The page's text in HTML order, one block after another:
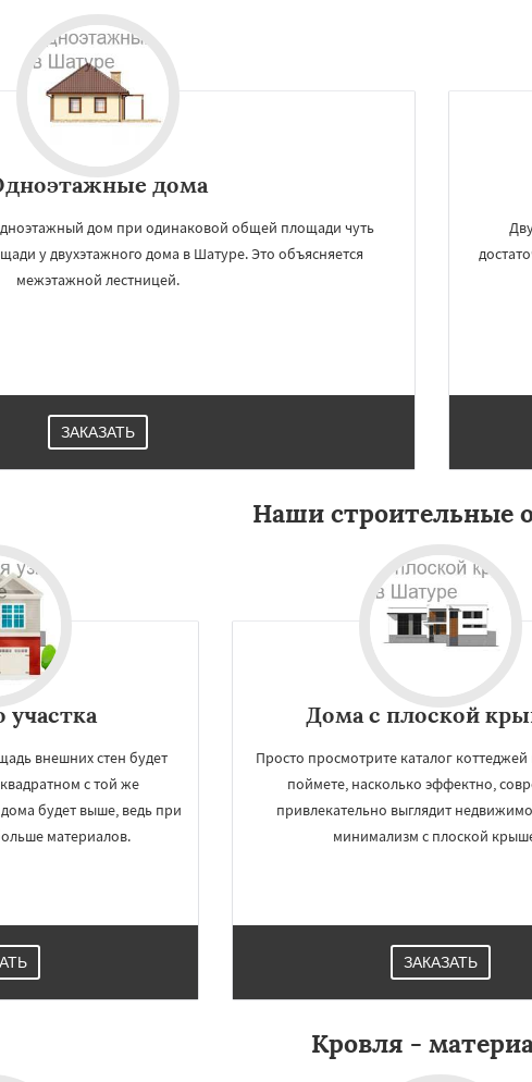
Работаем по
Белоомут
Большие Вяземы
дома
дом при одинаковой общей площади чуть
у двухэтажного дома в Шатуре. Это объясняется
межэтажной лестницей.
ЗАКАЗАТЬ
Наши строительные
участка
внешних стен будет
с той же
будет выше, ведь при
материалов.
Дома с плоской
Просто просмотрите каталог
поймете, насколько эффектно,
привлекательно выглядит
минимализм с плоской
ЗАКАЗАТЬ
Кровля -
УЗНАТЬ ПОДРОБНЕЕ